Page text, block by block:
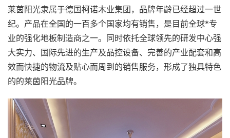
莱茵阳光隶属于德国柯诺木业集团，品牌年龄已经超过一世
纪。产品在全国的一百多个国家均有销售，是目前全球*专
业的强化地板制造商之一。同时依托全球领先的研发中心强
大实力、国际先进的生产及品控设备、完善的产业配套和高
效而快捷的物流及贴心而周到的销售服务，形成了独具特色
的的莱茵阳光品牌。